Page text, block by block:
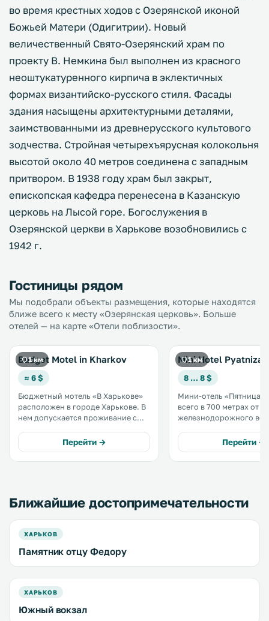
во время крестных ходов с Озерянской иконой
Божьей Матери (Одигитрии). Новый
величественный Свято-Озерянский храм по
проекту В. Немкина был выполнен из красного
неоштукатуренного кирпича в эклектичных
формах византийско-русского стиля. Фасады
здания насыщены архитектурными деталями,
заимствованными из древнерусского культового
зодчества. Стройная четырехъярусная колокольня
высотой около 40 метров соединена с западным
притвором. В 1938 году храм был закрыт,
епископская кафедра перенесена в Казанскую
церковь на Лысой горе. Богослужения в
Озерянской церкви в Харькове возобновились с
1942 г.
Гостиницы рядом
Мы подобрали объекты размещения, которые находятся
ближе всего к месту «Озерянская церковь». Больше
отелей — на карте «Отели поблизости».
1 км
Budget Motel in Kharkov
≈ 6 $
Бюджетный мотель «В Харькове»
расположен в городе Харькове. В
нем допускается проживание с
номера оснащены телевизором. В
бюджетном мотеле «В Харькове»
работает бесплатный Wi-Fi. .
Перейти →
1 км
Mini Hotel Pyatniza
8 … 8 $
Мини-отель «Пятница»
всего в 700 метрах от
железнодорожного
солнечная терраса с
принадлежностями для
ярких номерах работает
Перейти →
Ближайшие достопримечательности
ХАРЬКОВ
Памятник отцу Федору
ХАРЬКОВ
Южный вокзал